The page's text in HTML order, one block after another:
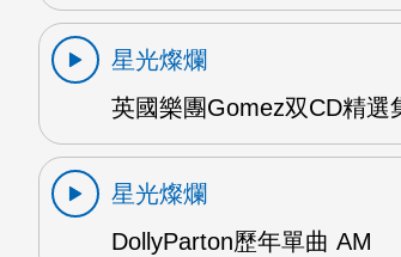
星光燦爛
英國樂團Gomez双CD精選
星光燦爛
DollyParton歷年單曲 AM